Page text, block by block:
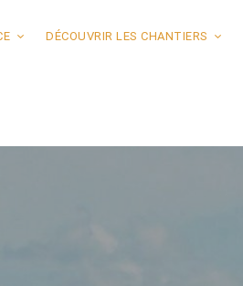
DÉCOUVRIR LES CHANTIERS